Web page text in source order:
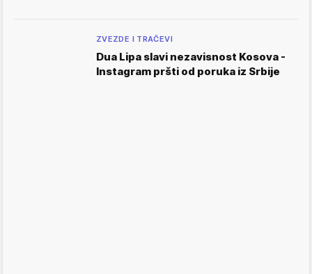
ZVEZDE I TRAČEVI
Dua Lipa slavi nezavisnost Kosova -
Instagram pršti od poruka iz Srbije